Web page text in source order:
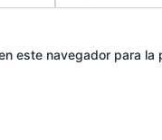
este navegador para la